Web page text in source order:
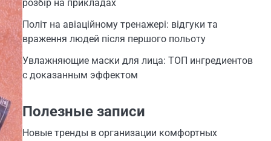
розбір на прикладах
Політ на авіаційному тренажері: відгуки та
враження людей після першого польоту
Увлажняющие маски для лица: ТОП ингредиентов
с доказанным эффектом
Полезные записи
Новые тренды в организации комфортных